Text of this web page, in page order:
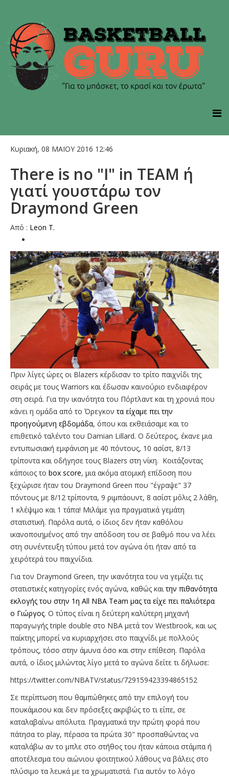
Κυριακή, 08 ΜΑΙΟΥ 2016 12:46
There is no "I" in TEAM ή
γιατί γουστάρω τον
Draymond Green
Από : Leon T.
Πριν λίγες ώρες οι Blazers κέρδισαν το τρίτο παιχνίδι της
σειράς με τους Warriors και έδωσαν καινούριο ενδιαφέρον
στη σειρά. Για την ικανότητα του Πόρτλαντ και τη χρονιά που
κάνει η ομάδα από το Όρεγκοντα είχαμε πει την
προηγούμενη εβδομάδα, όπου και εκθειάσαμε και το
επιθετικό ταλέντο του Damian Lillard. Ο δεύτερος, έκανε μια
εντυπωσιακή εμφάνιση με 40 πόντους, 10 ασίστ, 8/13
τρίποντα και οδήγησε τους Blazers στη νίκη. Κοιτάζοντας
κάποιος το box score, μια ακόμα ατομική επίδοση που
ξεχώρισε ήταν του Draymond Green που "έγραψε" 37
πόντους με 8/12 τρίποντα, 9 ριμπάουντ, 8 ασίστ μόλις 2 λάθη,
1 κλέψιμο και 1 τάπα! Μιλάμε για πραγματικά γεμάτη
στατιστική. Παρόλα αυτά, ο ίδιος δεν ήταν καθόλου
ικανοποιημένος από την απόδοση του σε βαθμό που να λέει
στη συνέντευξη τύπου μετά τον αγώνα ότι ήταν από τα
χειρότερά του παιχνίδια.
Για τον Draymond Green, την ικανότητα του να γεμίζει τις
στατιστικές κατηγορίες ενός αγώνα, καθώς καιτην πιθανότητα
εκλογής του στην 1η All NBA Team μας τα είχε πει παλιότερα
ο Γιώργος. Ο τύπος είναι η δεύτερη καλύτερη μηχανή
παραγωγής triple double στο ΝΒΑ μετά τον Westbrook, και ως
παίκτης μπορεί να κυριαρχήσει στο παιχνίδι με πολλούς
τρόπους, τόσο στην άμυνα όσο και στην επίθεση. Παρόλα
αυτά, ο ίδιος μιλώντας λίγο μετά το αγώνα δείτε τι δήλωσε:
https://twitter.com/NBATV/status/729159423394865152
Σε περίπτωση που θαμπώθηκες από την επιλογή του
πουκάμισου και δεν πρόσεξες ακριβώς το τι είπε, σε
καταλαβαίνω απόλυτα. Πραγματικά την πρώτη φορά που
πάτησα το play, πέρασα τα πρώτα 30" προσπαθώντας να
καταλάβω αν το μπλε στο στήθος του ήταν κάποια στάμπα ή
αποτέλεσμα του αιώνιου φοιτητικού λάθους να βάλεις στο
πλύσιμο τα λευκά με τα χρωματιστά. Για αυτόν το λόγο